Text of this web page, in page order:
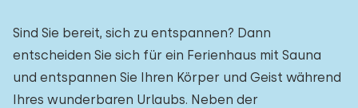
Sind Sie bereit, sich zu entspannen? Dann
entscheiden Sie sich für ein Ferienhaus mit Sauna
und entspannen Sie Ihren Körper und Geist während
Ihres wunderbaren Urlaubs. Neben der